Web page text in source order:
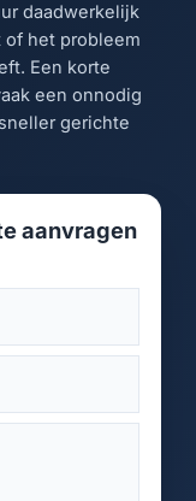
daadwerkelijk
het probleem
Een korte
een onnodig
gerichte
aanvragen